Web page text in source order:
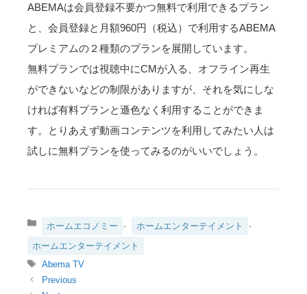
ABEMAは会員登録不要かつ無料で利用できるプラン
と、会員登録と月額960円（税込）で利用するABEMA
プレミアムの２種類のプランを展開しています。
無料プランでは視聴中にCMが入る、オフライン再生
ができないなどの制限がありますが、それを気にしな
ければ有料プランと遜色なく利用することができま
す。とりあえず動画コンテンツを利用してみたい人は
試しに無料プランを使ってみるのがいいでしょう。
カ
ゴ
リ
ー
ホームエコノミー ホームエンターテイメント
ホームエンターテイメント
タ
グ
Abema TV